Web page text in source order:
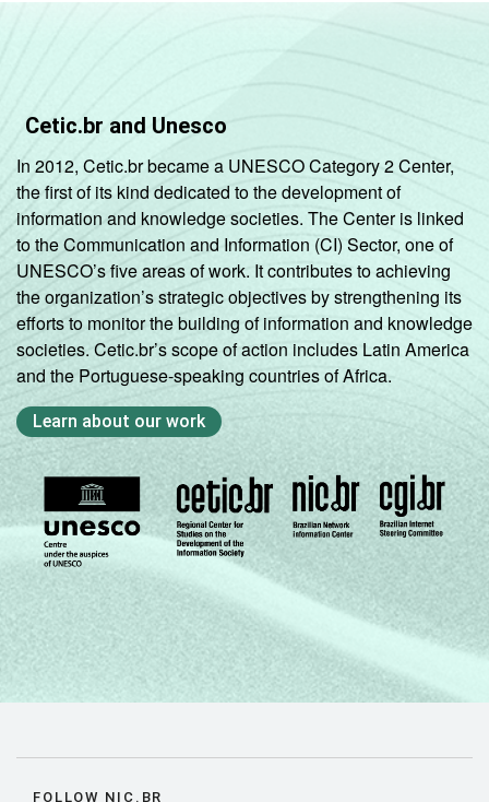
Cetic.br and Unesco
In 2012, Cetic.br became a UNESCO Category 2 Center,
the first of its kind dedicated to the development of
information and knowledge societies. The Center is linked
to the Communication and Information (CI) Sector, one of
UNESCO’s five areas of work. It contributes to achieving
the organization’s strategic objectives by strengthening its
efforts to monitor the building of information and knowledge
societies. Cetic.br’s scope of action includes Latin America
and the Portuguese-speaking countries of Africa.
Learn about our work
FOLLOW NIC.BR